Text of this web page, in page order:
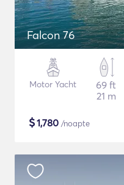
Falcon 76
Motor Yacht
69 ft
21 m
$1,780 /noapte